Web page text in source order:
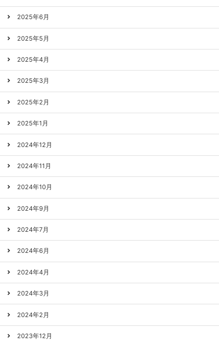
2025年6月
2025年5月
2025年4月
2025年3月
2025年2月
2025年1月
2024年12月
2024年11月
2024年10月
2024年9月
2024年7月
2024年6月
2024年4月
2024年3月
2024年2月
2023年12月